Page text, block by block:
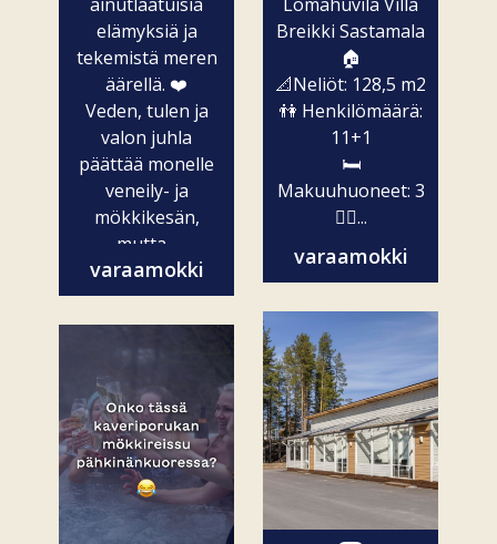
elämyksiä ja
tekemistä meren
äärellä. ❤️
Veden, tulen ja
valon juhla
päättää monelle
veneily- ja
mökkikesän,
mutta...
varaamokki
Breikki Sastamala
🏠
📐Neliöt: 128,5 m2
👫 Henkilömäärä:
11+1
🛏️
Makuuhuoneet: 3
🧖‍♀️...
varaamokki